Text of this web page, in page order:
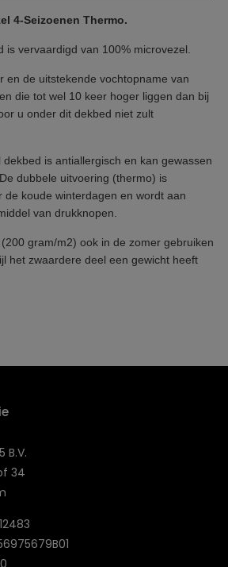
4-Seizoenen Thermo.
is vervaardigd van 100% microvezel.
en de uitstekende vochtopname van
die tot wel 10 keer hoger liggen dan bij
u onder dit dekbed niet zult
is antiallergisch en kan gewassen
dubbele uitvoering (thermo) is
de koude winterdagen en wordt aan
van drukknopen.
gram/m2) ook in de zomer gebruiken
het zwaardere deel een gewicht heeft
B.V.
34